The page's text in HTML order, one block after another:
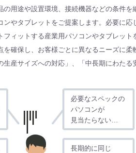
の用途や設置環境、接続機器などの条件
ンやタブレットをご提案します。必要に
フィットする産業用パソコンやタブレット
を確保し、お客様ごとに異なるニーズに
生産サイズへの対応」、「中長期にわた
必要なスペックの
パソコンが
見当たらない…
長期的に同じ